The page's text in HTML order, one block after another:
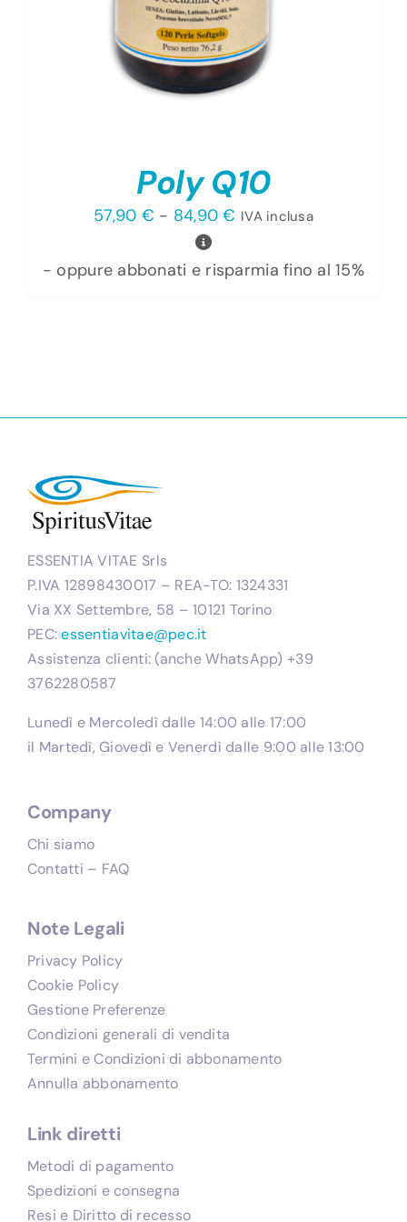
Poly Q10
57,90 € - 84,90€ Fascia
prezzo:
IVA inclusa
- oppure abbonati e risparmia fino al 15%
ESSENTIA VITAE Srls
P.IVA 12898430017 – REA-TO: 1324331
Via XX Settembre, 58 – 10121 Torino
PEC:essentiavitae@pec.it
Assistenza clienti: (anche WhatsApp) +39
3762280587
Lunedì e Mercoledì dalle 14:00 alle 17:00
il Martedì, Giovedì e Venerdì dalle 9:00 alle 13:00
Company
Chi siamo
Contatti – FAQ
Note Legali
Privacy Policy
Cookie Policy
Gestione Preferenze
Condizioni generali di vendita
Termini e Condizioni di abbonamento
Annulla abbonamento
Link diretti
Metodi di pagamento
Spedizioni e consegna
Resi e Diritto di recesso